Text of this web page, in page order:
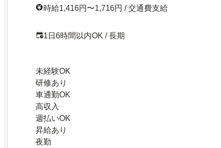
時給1,416円〜1,716円 / 交通費支給
1日6時間以内OK / 長期
未経験OK
研修あり
車通勤OK
高収入
週払いOK
昇給あり
夜勤